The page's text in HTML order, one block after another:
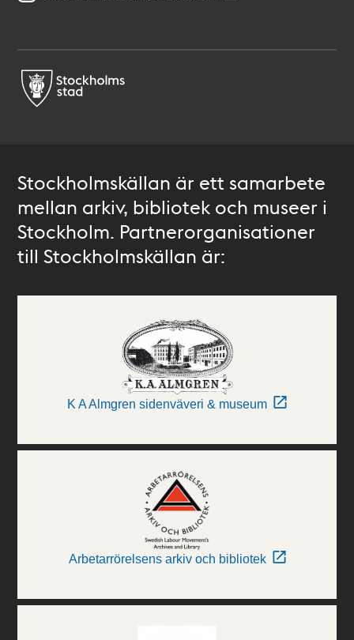
Stockholmskällan är ett samarbete
mellan arkiv, bibliotek och museer i
Stockholm. Partnerorganisationer
till Stockholmskällan är:
K A Almgren sidenväveri & museum
Arbetarrörelsens arkiv och bibliotek